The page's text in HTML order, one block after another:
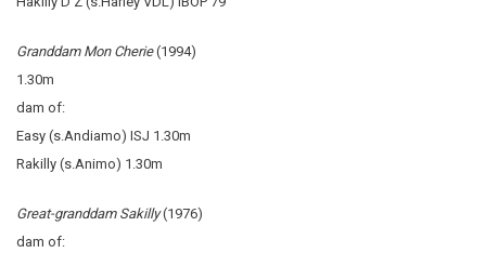
Granddam Mon Cherie(1994)
1.30m
dam of:
Easy (s.Andiamo) ISJ 1.30m
Rakilly (s.Animo) 1.30m
Great-granddam Sakilly(1976)
dam of: